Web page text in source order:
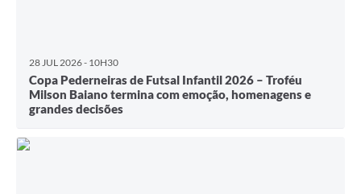
28 JUL 2026 - 10H30
Copa Pederneiras de Futsal Infantil 2026 – Troféu
Milson Baiano termina com emoção, homenagens e
grandes decisões